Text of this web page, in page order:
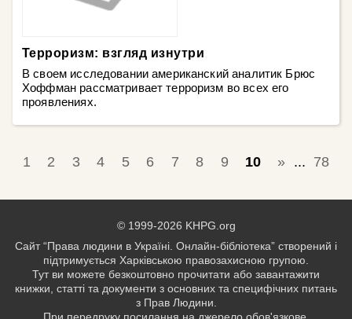
Терроризм: взгляд изнутри
В своем исследовании американский аналитик Брюс
Хоффман рассматривает терроризм во всех его
проявлениях.
1 2 3 4 5 6 7 8 9 10 » ... 78
© 1999-2026 KHPG.org
Сайт “Права людини в Україні. Онлайн-бібліотека” створений і
підтримується Харківською правозахисною групою.
Тут ви можете безкоштовно прочитати або завантажити
книжки, статті та документи з основних та специфічних питань
з Прав Людини.